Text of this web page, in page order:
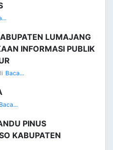
LUMAJANG
INFORMASI PUBLIK
Baca...
Baca...
PINUS
KABUPATEN